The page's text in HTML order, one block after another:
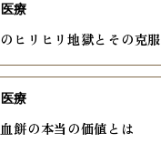
ヒリヒリ地獄とその克服
医療
餅の本当の価値とは
医療